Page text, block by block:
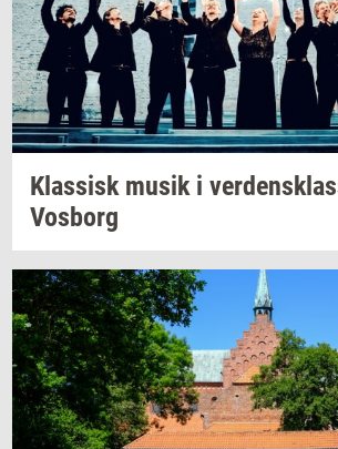
Klas­siskmusik i
Vos­borg